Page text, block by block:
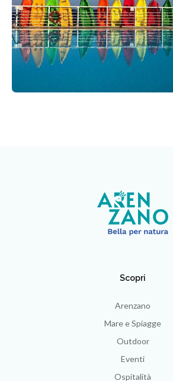
Scopri
Arenzano
Mare e Spiagge
Outdoor
Eventi
Ospitalità